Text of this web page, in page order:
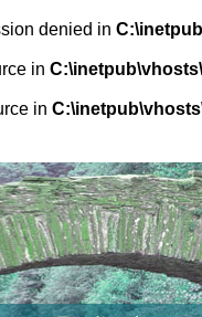
denied in
in
in